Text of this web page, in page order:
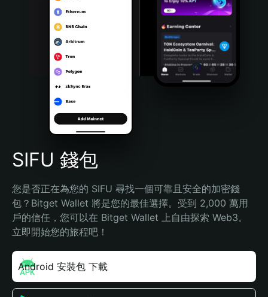
Português (Portugal)
Bahasa Indonesia
Português (Brasil)
Español (Argentina)
SIFU 錢包
您是否正在為您的 SIFU 尋找一個可靠且安全的加密錢
包？Bitget Wallet 將是您的最佳選擇。受到 2,000 萬用
戶的信任，您可以在 Bitget Wallet 上自由探索 Web3。
立即開始您的旅程吧！
Android 安裝包 下載